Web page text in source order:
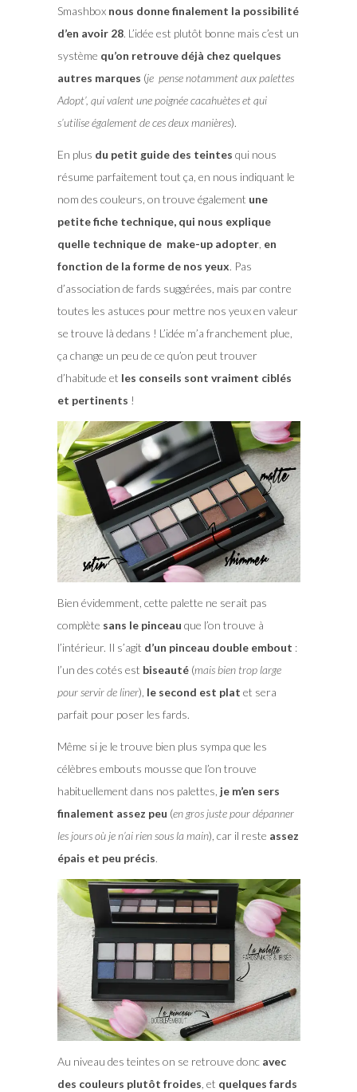
Smashbox nous donne finalement la possibilité
d’en avoir 28. L’idée est plutôt bonne mais c’est un
système qu’on retrouve déjà chez quelques
autres marques (je pense notamment aux palettes
Adopt’, qui valent une poignée cacahuètes et qui
s’utilise également de ces deux manières).
En plus du petit guide des teintes qui nous
résume parfaitement tout ça, en nous indiquant le
nom des couleurs, on trouve également une
petite fiche technique, qui nous explique
quelle technique de make-up adopter, en
fonction de la forme de nos yeux. Pas
d’association de fards suggérées, mais par contre
toutes les astuces pour mettre nos yeux en valeur
se trouve là dedans ! L’idée m’a franchement plue,
ça change un peu de ce qu’on peut trouver
d’habitude et les conseils sont vraiment ciblés
et pertinents !
Bien évidemment, cette palette ne serait pas
complète sans le pinceau que l’on trouve à
l’intérieur. Il s’agit d’un pinceau double embout :
l’un des cotés est biseauté(mais bien trop large
pour servir de liner), le second est plat et sera
parfait pour poser les fards.
Même si je le trouve bien plus sympa que les
célèbres embouts mousse que l’on trouve
habituellement dans nos palettes, je m’en sers
finalement assez peu (en gros juste pour dépanner
les jours où je n’ai rien sous la main), car il reste assez
épais et peu précis.
Au niveau des teintes on se retrouve donc avec
des couleurs plutôt froides , et quelques fards